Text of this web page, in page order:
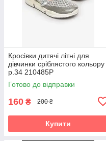
Кросівки дитячі літні для
дівчинки сріблястого кольору
р.34 210485P
Готово до відправки
160 ₴ 200 ₴
Купити